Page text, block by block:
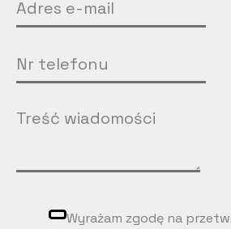
Wyrażam zgodę na